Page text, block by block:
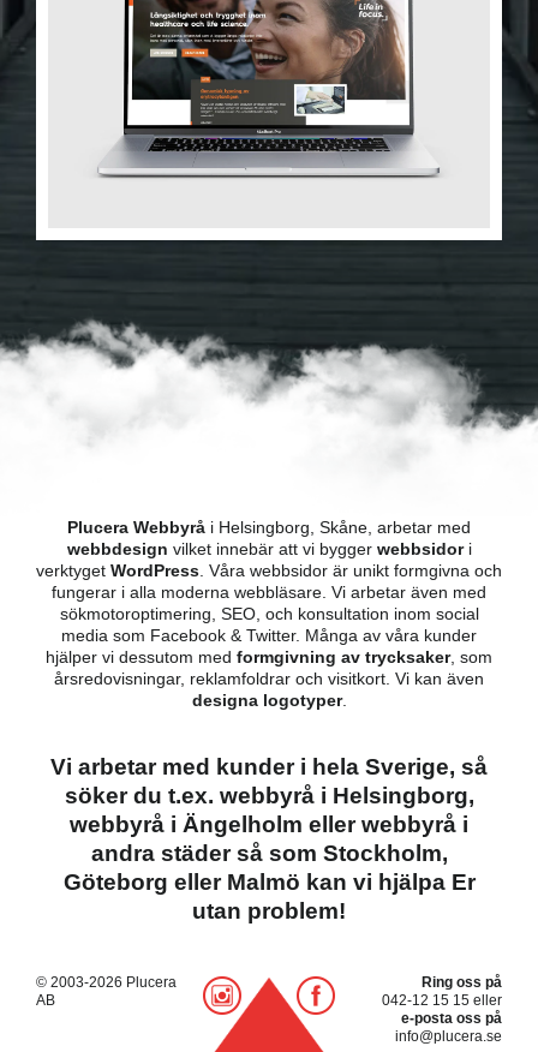
Plucera Webbyrå i Helsingborg, Skåne, arbetar med
webbdesign vilket innebär att vi bygger webbsidori
verktyget WordPress. Våra webbsidor är unikt formgivna och
fungerar i alla moderna webbläsare. Vi arbetar även med
sökmotoroptimering, SEO, och konsultation inom social
media som Facebook & Twitter. Många av våra kunder
hjälper vi dessutom med formgivning av trycksaker, som
årsredovisningar, reklamfoldrar och visitkort. Vi kan även
designa logotyper.
Vi arbetar med kunder i hela Sverige, så
söker du t.ex. webbyrå i Helsingborg,
webbyrå i Ängelholm eller webbyrå i
andra städer så som Stockholm,
Göteborg eller Malmö kan vi hjälpa Er
utan problem!
© 2003-2026 Plucera
AB
Ring oss på
042-12 15 15eller
e-posta oss på
info@plucera.se